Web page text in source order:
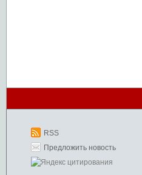
RSS
Предложить новость